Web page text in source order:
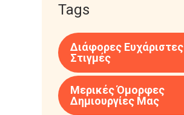
Tags
Διάφορες Ευχάριστες
Στιγμές
Μερικές Όμορφες
Δημιουργίες Μας